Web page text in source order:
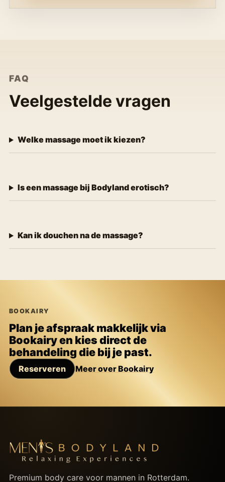
FAQ
Veelgestelde vragen
Welke massage moet ik kiezen?
Is een massage bij Bodyland erotisch?
Kan ik douchen na de massage?
BOOKAIRY
Plan je afspraak makkelijk via
Bookairy en kies direct de
behandeling die bij je past.
Reserveren Meer over Bookairy
Premium body care voor mannen in Rotterdam.